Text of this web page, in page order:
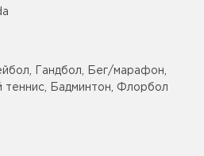
Гандбол, Бег/марафон,
теннис, Бадминтон, Флорбол